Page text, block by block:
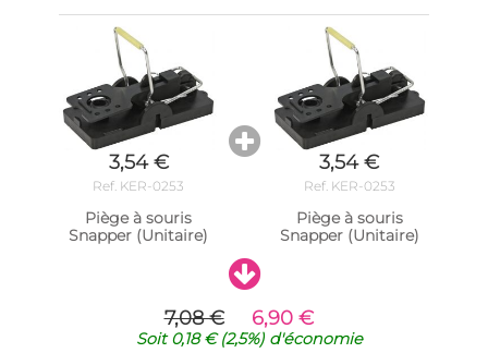
3,54 €
Ref. KER-0253
Piège à souris
Snapper (Unitaire)
3,54 €
Ref. KER-0253
Piège à souris
Snapper (Unitaire)
7,08 € 6,90 €
Soit0,18 €(2,5%) d'économie